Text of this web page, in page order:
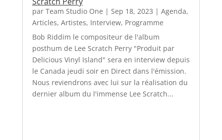
par Team Studio One | Sep 18, 2023 | Agenda,
Articles, Artistes, Interview, Programme
Bob Riddim le compositeur de l'album
posthum de Lee Scratch Perry "Produit par
Delicious Vinyl Island" sera en interview depuis
le Canada jeudi soir en Direct dans l'émission.
Nous reviendrons avec lui sur la réalisation du
dernier album du l'immense Lee Scratch...